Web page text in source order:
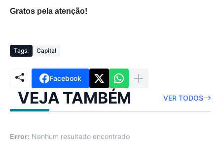
Gratos pela atenção!
Tags: Capital
Facebook
VEJA TAMBÉM VER TODOS
Error: Nenhum resultado encontrado